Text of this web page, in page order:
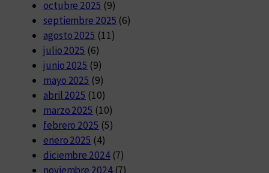
octubre 2025 (9)
septiembre 2025 (6)
agosto 2025 (11)
julio 2025 (6)
junio 2025 (9)
mayo 2025 (9)
abril 2025 (10)
marzo 2025 (10)
febrero 2025 (5)
enero 2025 (4)
diciembre 2024(7)
noviembre 2024(7)